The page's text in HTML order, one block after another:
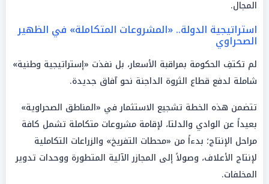
المجال.
استراتيجية الدولة.. «المشروعات المتكاملة» في الظهير
الصحراوي
لم تكتفِ الحكومة بمراقبة الأسعار، بل نفذت «إستراتيجية وطنية»
شاملة لدفع قطاع الثروة الداجنة نحو آفاق جديدة.
تتضمن هذه الخطة تشجيع الاستثمار في «المناطق الصحراوية»
بعيداً عن الوادي والدلتا، لإقامة مشروعات متكاملة تشمل كافة
مراحل الإنتاج؛ بدءاً من «محطات التفريخ» والزراعات التكاملية
لإنتاج الأعلاف، وصولاً إلى المجازر الآلية المتطورة ووحدات تدوير
المخلفات.